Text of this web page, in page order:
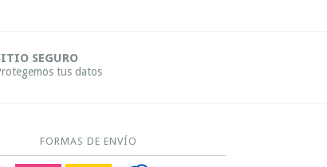
SEGURO
tus datos
FORMAS DE ENVÍO